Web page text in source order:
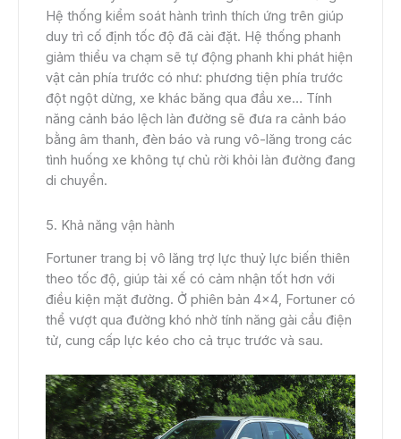
Hệ thống kiểm soát hành trình thích ứng trên giúp
duy trì cố định tốc độ đã cài đặt. Hệ thống phanh
giảm thiểu va chạm sẽ tự động phanh khi phát hiện
vật cản phía trước có như: phương tiện phía trước
đột ngột dừng, xe khác băng qua đầu xe… Tính
năng cảnh báo lệch làn đường sẽ đưa ra cảnh báo
bằng âm thanh, đèn báo và rung vô-lăng trong các
tình huống xe không tự chủ rời khỏi làn đường đang
di chuyển.
5. Khả năng vận hành
Fortuner trang bị vô lăng trợ lực thuỷ lực biến thiên
theo tốc độ, giúp tài xế có cảm nhận tốt hơn với
điều kiện mặt đường. Ở phiên bản 4×4, Fortuner có
thể vượt qua đường khó nhờ tính năng gài cầu điện
tử, cung cấp lực kéo cho cả trục trước và sau.